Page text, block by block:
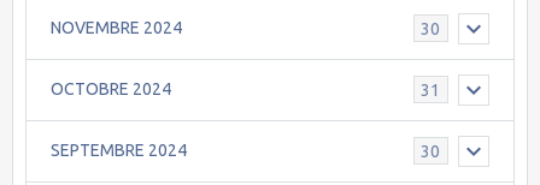
NOVEMBRE 2024 30
OCTOBRE 2024 31
SEPTEMBRE 2024 30